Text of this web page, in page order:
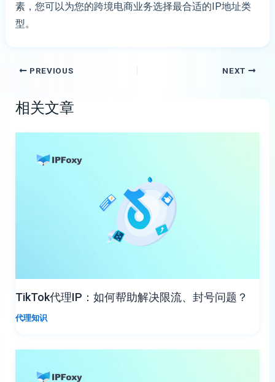
素，您可以为您的跨境电商业务选择最合适的IP地址类
型。
PREVIOUS NEXT
相关文章
TikTok代理IP：如何帮助解决限流、封号问题？
代理知识